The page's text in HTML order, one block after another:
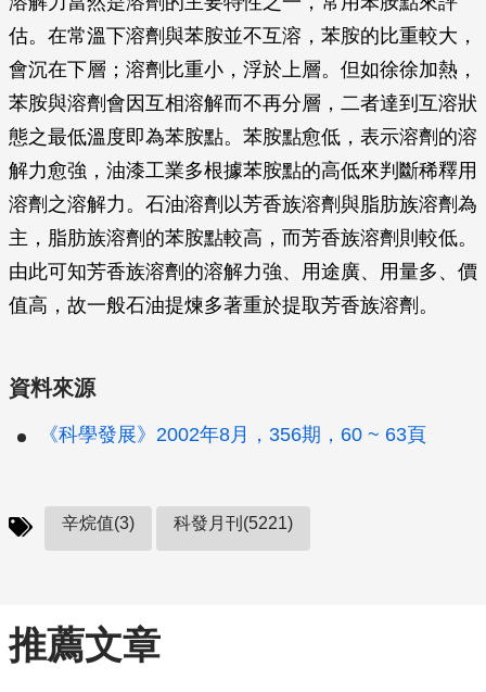
估。在常溫下溶劑與苯胺並不互溶，苯胺的比重較大，
會沉在下層；溶劑比重小，浮於上層。但如徐徐加熱，
苯胺與溶劑會因互相溶解而不再分層，二者達到互溶狀
態之最低溫度即為苯胺點。苯胺點愈低，表示溶劑的溶
解力愈強，油漆工業多根據苯胺點的高低來判斷稀釋用
溶劑之溶解力。石油溶劑以芳香族溶劑與脂肪族溶劑為
主，脂肪族溶劑的苯胺點較高，而芳香族溶劑則較低。
由此可知芳香族溶劑的溶解力強、用途廣、用量多、價
值高，故一般石油提煉多著重於提取芳香族溶劑。
資料來源
《科學發展》2002年8月，356期，60 ~ 63頁
辛烷值(3) 科發月刊(5221)
推薦文章